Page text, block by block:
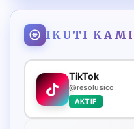
IKUTI KAMI
TikTok
@resolusico
AKTIF